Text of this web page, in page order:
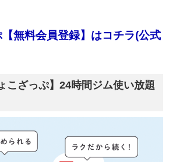
無料会員登録】はコチラ(公式
こざっぷ】24時間ジム使い放題